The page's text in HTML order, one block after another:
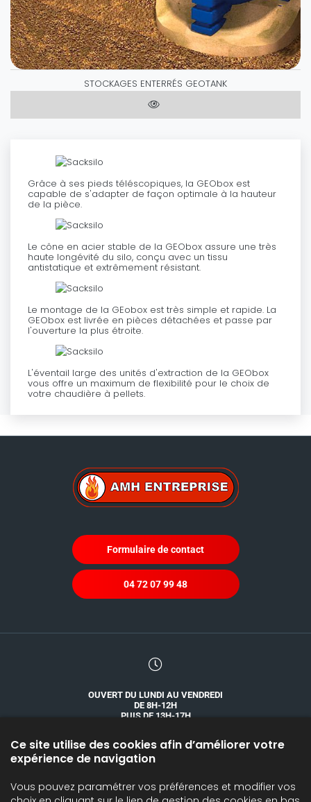
STOCKAGES ENTERRÉS GEOTANK
Grâce à ses pieds téléscopiques, la GEObox est
capable de s'adapter de façon optimale à la hauteur
de la pièce.
Le cône en acier stable de la GEObox assure une très
haute longévité du silo, conçu avec un tissu
antistatique et extrêmement résistant.
Le montage de la GEobox est très simple et rapide. La
GEObox est livrée en pièces détachées et passe par
l'ouverture la plus étroite.
L'éventail large des unités d'extraction de la GEObox
vous offre un maximum de flexibilité pour le choix de
votre chaudière à pellets.
Formulaire de contact
04 72 07 99 48
OUVERT DU LUNDI AU VENDREDI
DE 8H-12H
PUIS DE 13H-17H
SILOS, TRANSPORT ET ACCESSOIRES CATALOGUES
Ce site utilise des cookies afin d’améliorer votre
expérience de navigation
Vous pouvez paramétrer vos préférences et modifier vos